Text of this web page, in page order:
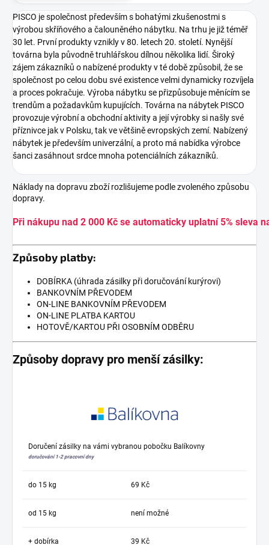
PISCO je společnost především s bohatými zkušenostmi s
výrobou skříňového a čalouněného nábytku. Na trhu je již téměř
30 let. První produkty vznikly v 80. letech 20. století. Nynější
továrna byla původně truhlářskou dílnou několika lidí. Široký
zájem zákazníků o nabízené produkty v té době způsobil, že se
společnost po celou dobu své existence velmi dynamicky rozvíjela
a proces pokračuje. Výroba nábytku se přizpůsobuje měnícím se
trendům a požadavkům kupujících. Továrna na nábytek PISCO
provozuje výrobní a obchodní aktivity a její výrobky si našly své
příznivce jak v Polsku, tak ve většině evropských zemí. Nabízený
nábytek je především univerzální, a proto má nabídka výrobce
šanci zasáhnout srdce mnoha potenciálních zákazníků.
Náklady na dopravu zboží rozlišujeme podle zvoleného způsobu
dopravy.
Při nákupu nad 2 000 Kč se automaticky uplatní 5% sleva
Způsoby platby:
DOBÍRKA (úhrada zásilky při doručování kurýrovi)
BANKOVNÍM PŘEVODEM
ON-LINE BANKOVNÍM PŘEVODEM
ON-LINE PLATBA KARTOU
HOTOVĚ/KARTOU PŘI OSOBNÍM ODBĚRU
Způsoby dopravy pro menší zásilky:
Doručení zásilky na vámi vybranou pobočku Balíkovny
doručování 1-2 pracovní dny
do 15 kg 69 Kč
od 15 kg není možné
+ dobírka 39 Kč